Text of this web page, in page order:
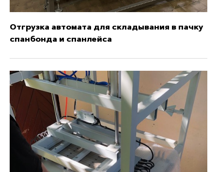
Отгрузка автомата для складывания в пачку
спанбонда и спанлейса